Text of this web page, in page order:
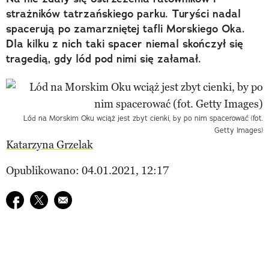
strażników tatrzańskiego parku. Turyści nadal
spacerują po zamarzniętej tafli Morskiego Oka.
Dla kilku z nich taki spacer niemal skończył się
tragedią, gdy lód pod nimi się załamał.
Lód na Morskim Oku wciąż jest zbyt cienki, by po nim spacerować (fot.
Getty Images)
Katarzyna Grzelak
Opublikowano: 04.01.2021, 12:17
Udostępnij na facebook
Udostępnij na twitter
E-mail do przyjaciela